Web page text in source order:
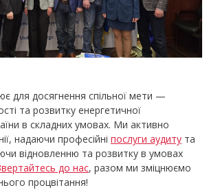
для досягнення спільної мети —
та розвитку енергетичної
в складних умовах. Ми активно
надаючи професійні послуги аудиту та
відновленню та розвитку в умовах
до нас, разом ми зміцнюємо
процвітання!